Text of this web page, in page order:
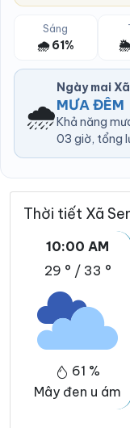
Sáng
🌧️ 61% 🌦️
🌧️
Ngày mai
MƯA ĐÊM
Khả năng
03 giờ, tổng
Thời tiết Xã
10:00 AM
29 ° / 33 °
61 %
Mây đen u ám